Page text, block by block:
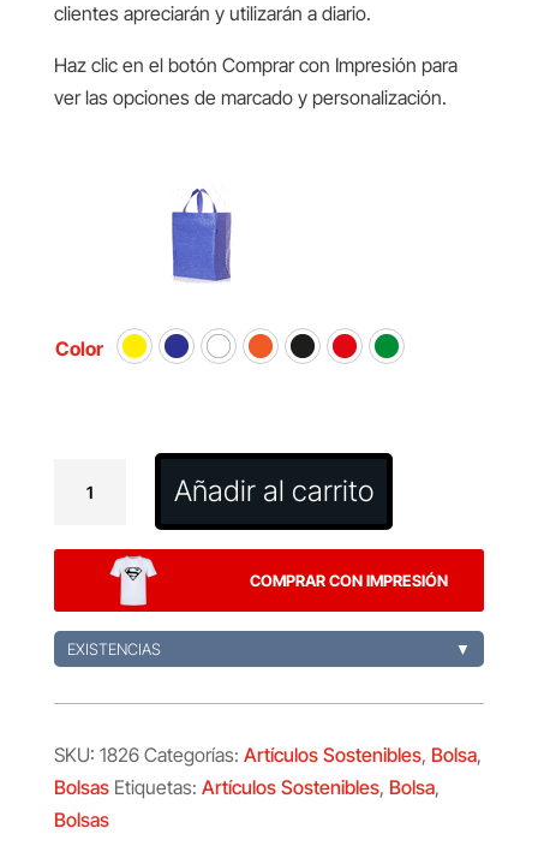
clientes apreciarán y utilizarán a diario.
Haz clic en el botón Comprar con Impresión para
ver las opciones de marcado y personalización.
Color
Okada
Añadir al carrito
COMPRAR CON IMPRESIÓN
EXISTENCIAS ▼
SKU: 1826 Categorías: Artículos Sostenibles, Bolsa,
Bolsas Etiquetas: Artículos Sostenibles, Bolsa,
Bolsas